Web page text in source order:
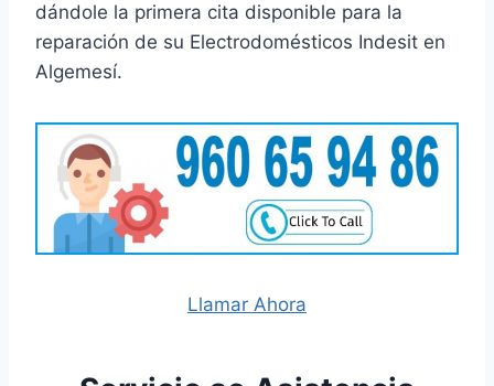
dándole la primera cita disponible para la
reparación de su Electrodomésticos Indesit en
Algemesí.
Llamar Ahora